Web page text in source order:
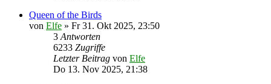
Queen of the Birds
von Elfe » Fr 31. Okt 2025, 23:50
3 Antworten
6233 Zugriffe
Letzter Beitrag von Elfe
Do 13. Nov 2025, 21:38